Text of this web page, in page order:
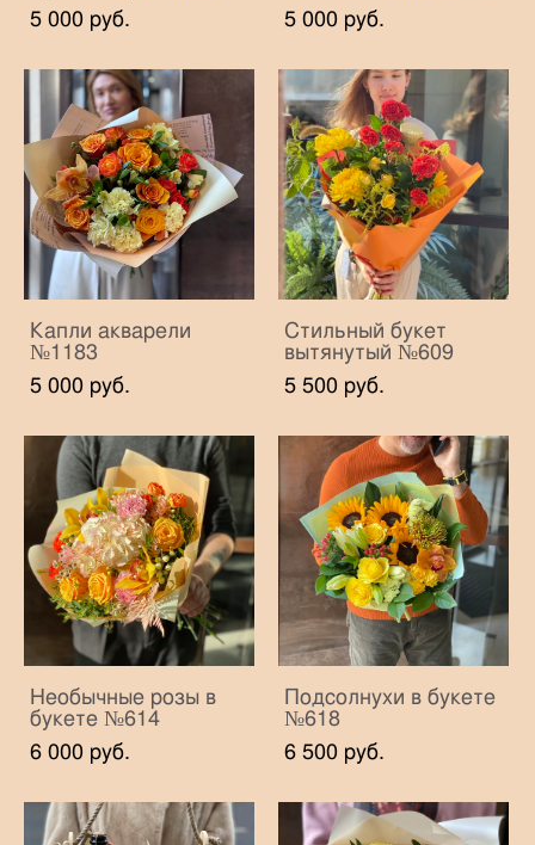
5 000 pуб.
5 000 pуб.
Капли акварели
№1183
5 000 pуб.
Стильный букет
вытянутый №609
5 500 pуб.
Необычные розы в
букете №614
6 000 pуб.
Подсолнухи в букете
№618
6 500 pуб.